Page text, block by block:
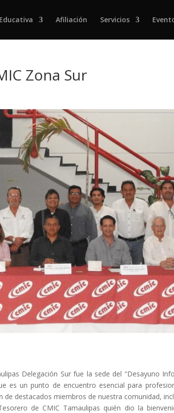
Afiliación Servicios
Zona Sur
Delegación Sur fue la sede del “Desayuno
es un punto de encuentro esencial para
de destacados miembros de nuestra comunidad,
de CMIC Tamaulipas quién dio la